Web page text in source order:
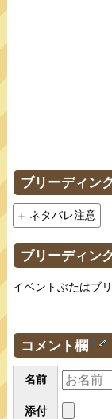
ブリーディン
ネタバレ注意
ブリーディン
イベントぶたはブ
コメント欄 †
名前
添付